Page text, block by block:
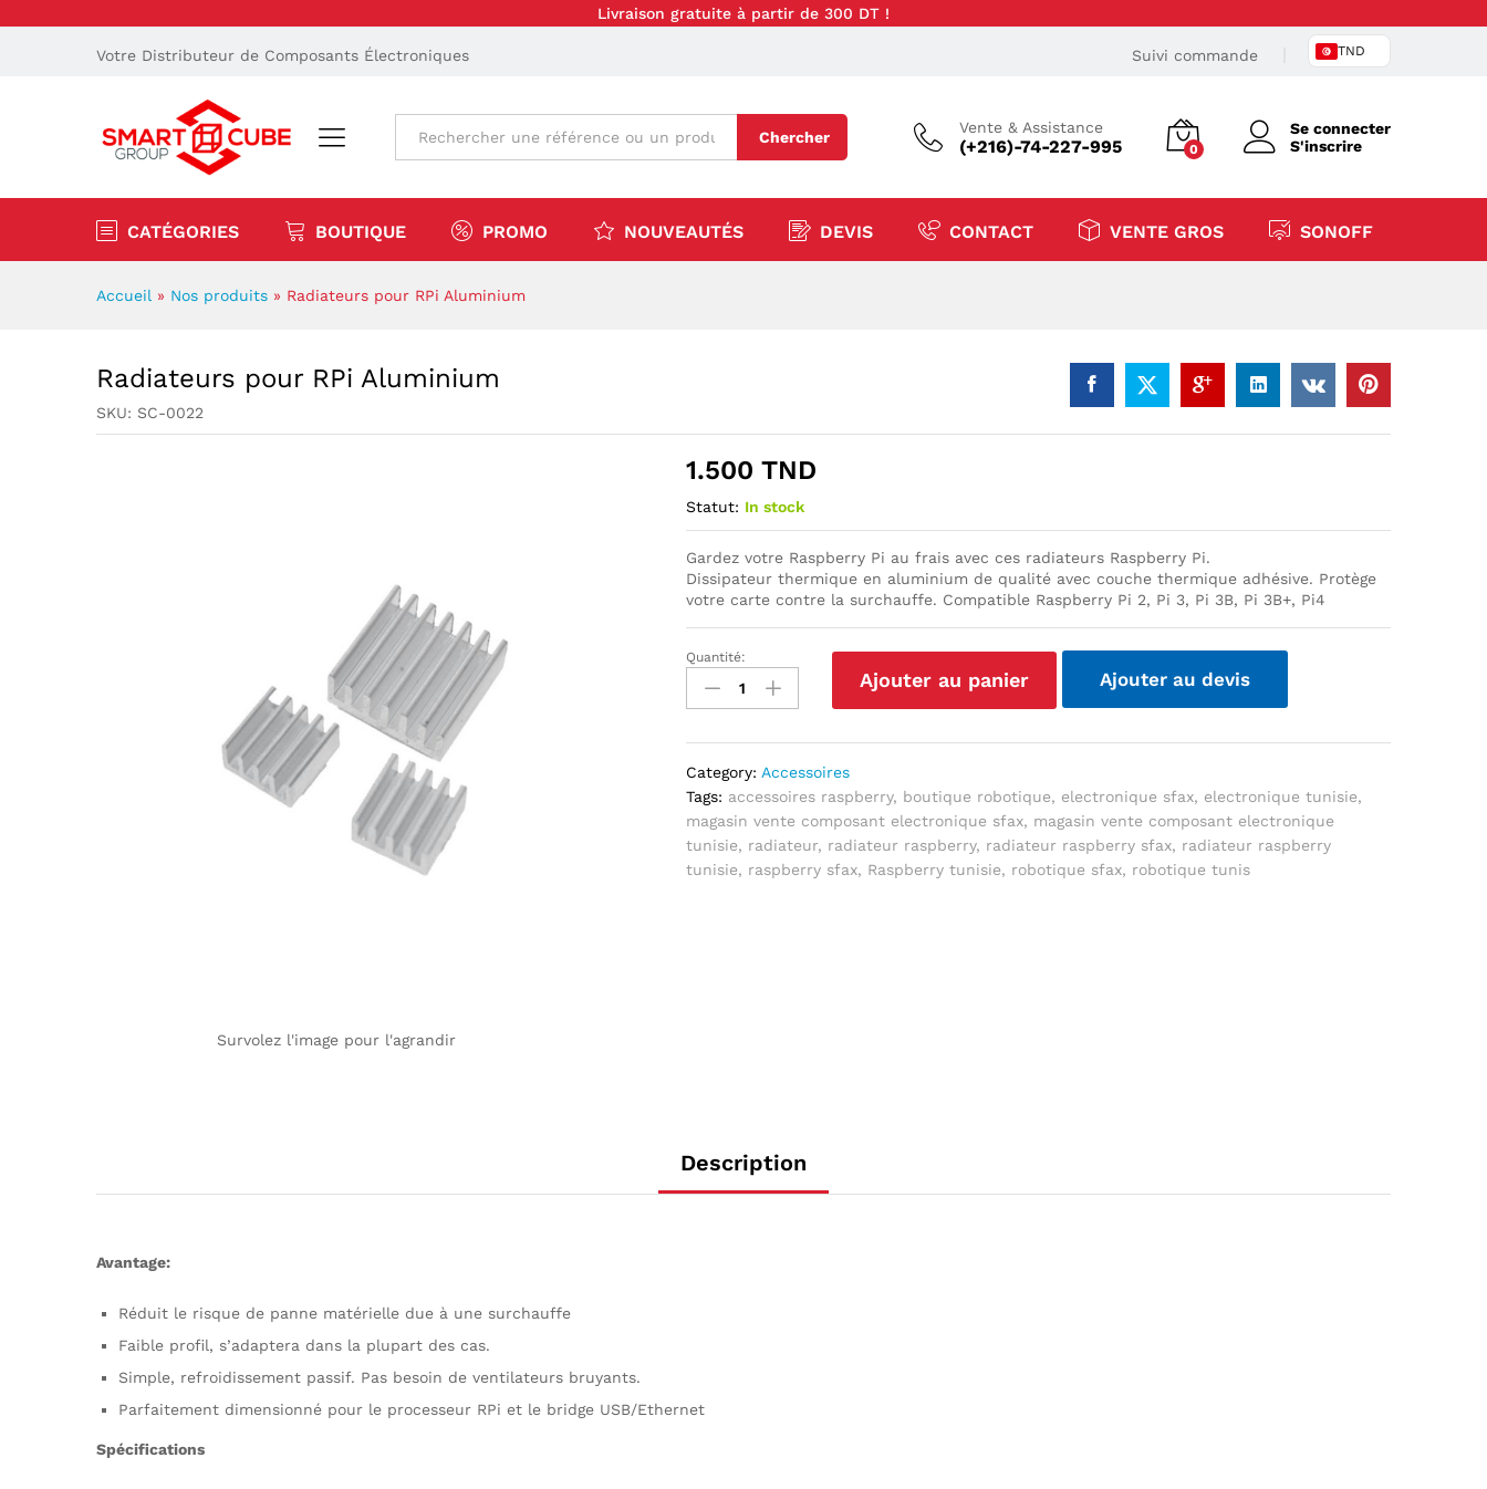
Livraison gratuite à partir de 300 DT !
Votre Distributeur de Composants Électroniques Suivi commande TND
Tout Chercher
Vente & Assistance
(+216)-74-227-995 0
Se connecter
S'inscrire
CATÉGORIES BOUTIQUE PROMO NOUVEAUTÉS DEVIS CONTACT VENTE GROS SONOFF
Accueil » Nos produits » Radiateurs pour RPi Aluminium
Radiateurs pour RPi Aluminium
SKU: SC-0022
Survolez l'image pour l'agrandir
1.500TND
Statut: In stock
Gardez votre Raspberry Pi au frais avec ces radiateurs Raspberry Pi.
Dissipateur thermique en aluminium de qualité avec couche thermique adhésive. Protège
votre carte contre la surchauffe. Compatible Raspberry Pi 2, Pi 3, Pi 3B, Pi 3B+, Pi4
Radiateurs
pour
RPi
Quantité:
Ajouter au panier Ajouter au devis
Category:Accessoires
Tags: accessoires raspberry, boutique robotique, electronique sfax, electronique tunisie,
magasin vente composant electronique sfax, magasin vente composant electronique
tunisie, radiateur, radiateur raspberry, radiateur raspberry sfax, radiateur raspberry
tunisie, raspberry sfax, Raspberry tunisie, robotique sfax, robotique tunis
Description
Avantage:
Réduit le risque de panne matérielle due à une surchauffe
Faible profil, s’adaptera dans la plupart des cas.
Simple, refroidissement passif. Pas besoin de ventilateurs bruyants.
Parfaitement dimensionné pour le processeur RPi et le bridge USB/Ethernet
Spécifications